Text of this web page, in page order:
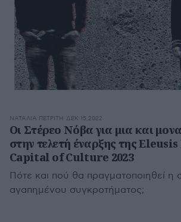
ΝΑΤΑΛΊΑ ΠΕΤΡΊΤΗ ΔΕΚ 15,2022
Οι Στέρεο Νόβα για μια και
στην τελετή έναρξης της
Capital of Culture 2023
Πότε και πού θα πραγματοποιηθεί η
αγαπημένου συγκροτήματος;